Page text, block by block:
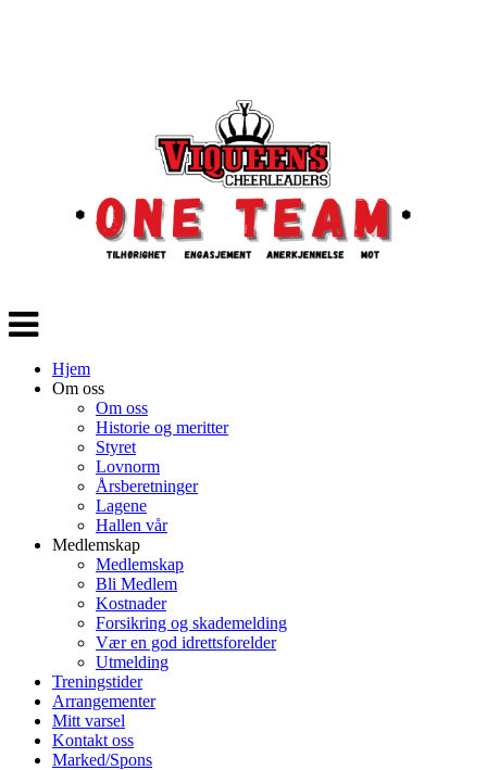
Veksle
navigasjon
Hjem
Om oss
Om oss
Historie og meritter
Styret
Lovnorm
Årsberetninger
Lagene
Hallen vår
Medlemskap
Medlemskap
Bli Medlem
Kostnader
Forsikring og skademelding
Vær en god idrettsforelder
Utmelding
Treningstider
Arrangementer
Mitt varsel
Kontakt oss
Marked/Spons